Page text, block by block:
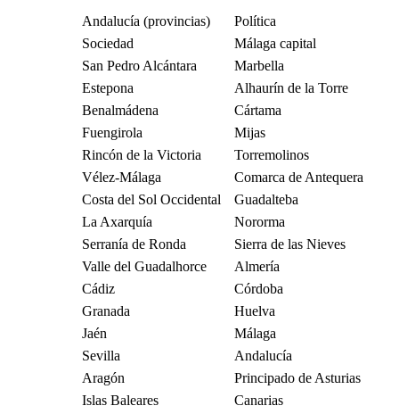
Andalucía (provincias)
Política
Sociedad
Málaga capital
San Pedro Alcántara
Marbella
Estepona
Alhaurín de la Torre
Benalmádena
Cártama
Fuengirola
Mijas
Rincón de la Victoria
Torremolinos
Vélez-Málaga
Comarca de Antequera
Costa del Sol Occidental
Guadalteba
La Axarquía
Nororma
Serranía de Ronda
Sierra de las Nieves
Valle del Guadalhorce
Almería
Cádiz
Córdoba
Granada
Huelva
Jaén
Málaga
Sevilla
Andalucía
Aragón
Principado de Asturias
Islas Baleares
Canarias